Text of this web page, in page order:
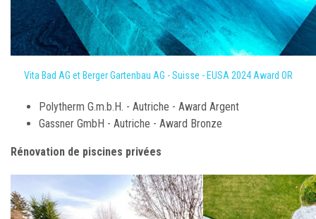
Vita Bad AG et Berger Gartenbau AG - Suisse - EUSA 2024 Award OR
Polytherm G.m.b.H. - Autriche - Award Argent
Gassner GmbH - Autriche - Award Bronze
Rénovation de piscines privées